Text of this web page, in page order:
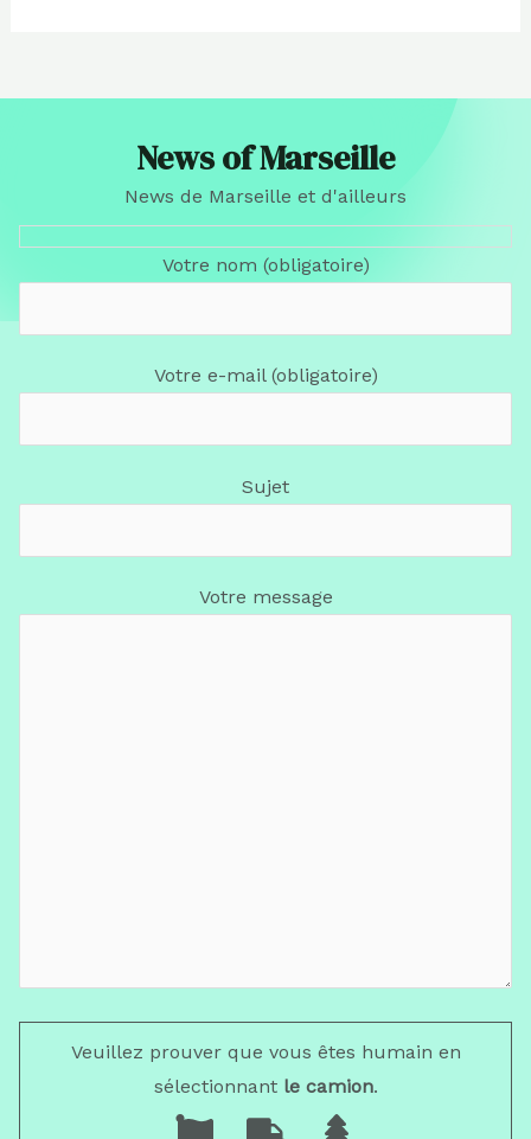
News of Marseille
News de Marseille et d'ailleurs
Votre nom (obligatoire)
Votre e-mail (obligatoire)
Sujet
Votre message
Veuillez prouver que vous êtes humain en
sélectionnantle camion.